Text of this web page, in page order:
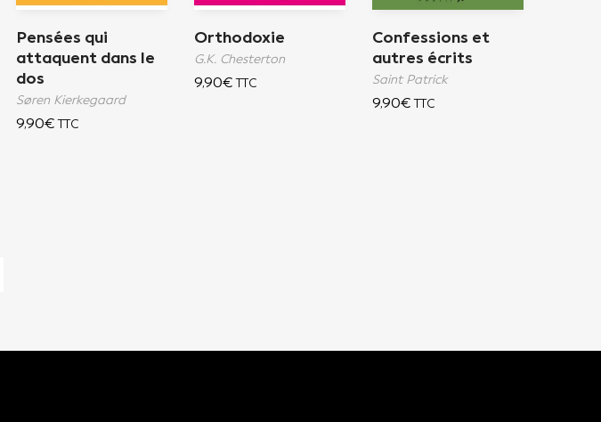
Pensées qui
attaquent dans le
dos
Søren Kierkegaard
9,90€ TTC
Orthodoxie
G.K. Chesterton
9,90€ TTC
Confessions et
autres écrits
Saint Patrick
9,90€ TTC